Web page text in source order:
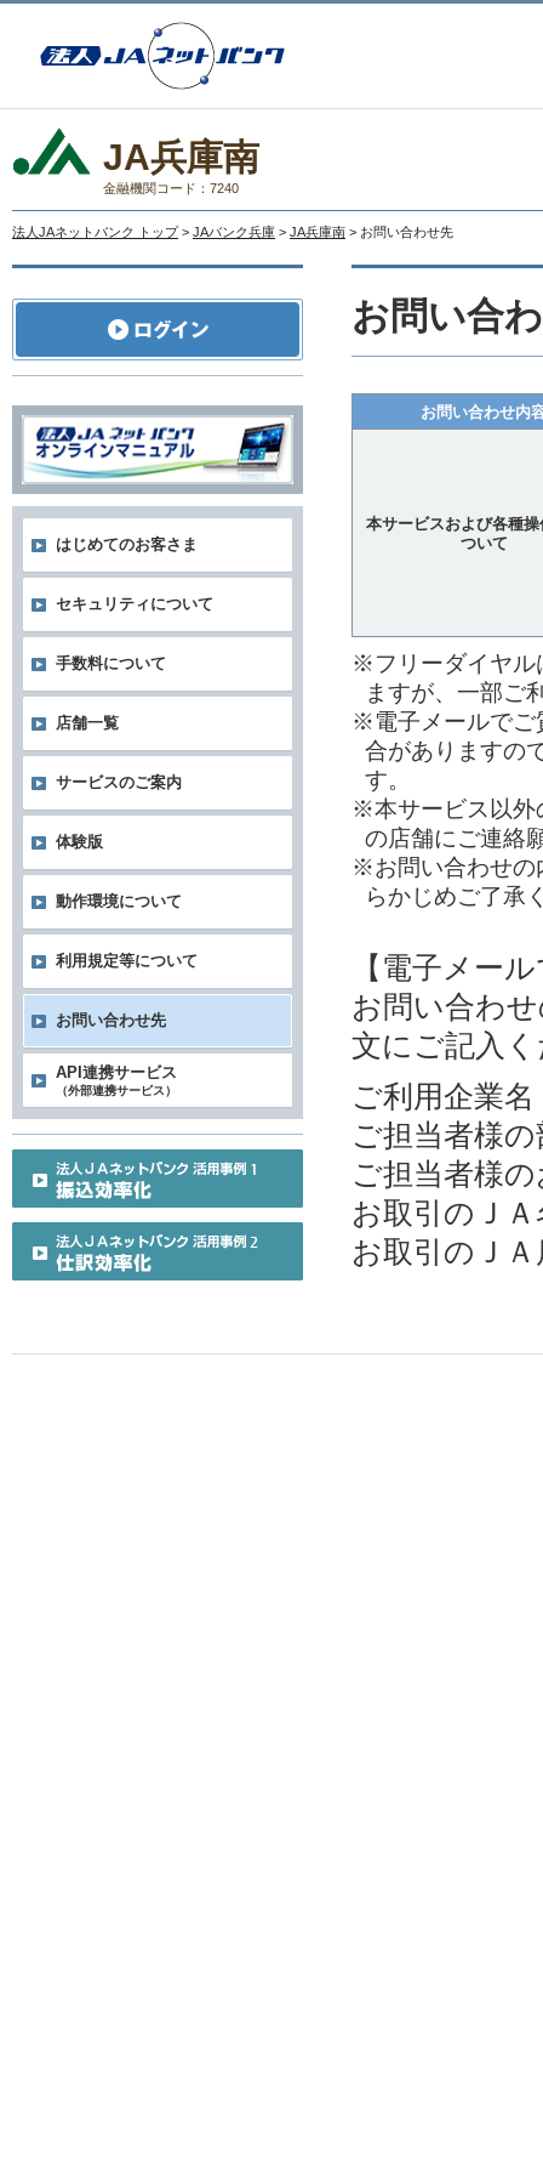
JA兵庫南
金融機関コード：7240
法人JAネットバンク トップ > JAバンク兵庫 > JA兵庫南 > お問い合わせ先
お問い合
お問い合わせ内
本サービスおよび各種操
ついて
※フリーダイヤル
ますが、一部ご
※電子メールでご
合がありますの
す。
※本サービス以外
の店舗にご連絡
※お問い合わせの
らかじめご了承
【電子メー
お問い合わ
文にご記入
ご利用企業名
ご担当者様
ご担当者様
お取引のＪＡ
お取引のＪ
はじめてのお客さま
セキュリティについて
手数料について
店舗一覧
サービスのご案内
体験版
動作環境について
利用規定等について
お問い合わせ先
API連携サービス
（外部連携サービス）